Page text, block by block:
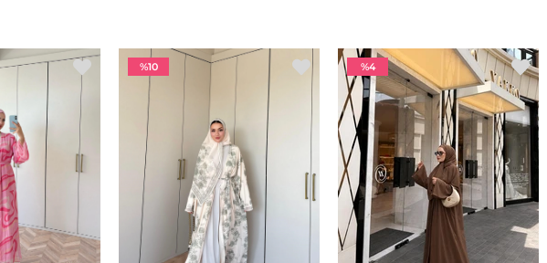
%10 %4